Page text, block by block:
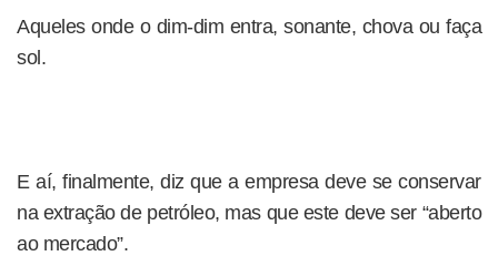
Aqueles onde o dim-dim entra, sonante, chova ou faça
sol.
E aí, finalmente, diz que a empresa deve se conservar
na extração de petróleo, mas que este deve ser “aberto
ao mercado”.